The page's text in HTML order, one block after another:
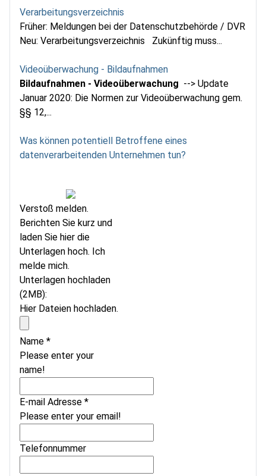
Verarbeitungsverzeichnis
Früher: Meldungen bei der Datenschutzbehörde / DVR
Neu: Verarbeitungsverzeichnis Zukünftig muss...
Videoüberwachung - Bildaufnahmen
Bildaufnahmen - Videoüberwachung --> Update
Januar 2020: Die Normen zur Videoüberwachung gem.
§§ 12,...
Was können potentiell Betroffene eines
datenverarbeitenden Unternehmen tun?
Verstoß melden.
Berichten Sie kurz und
laden Sie hier die
Unterlagen hoch. Ich
melde mich.
Unterlagen hochladen
(2MB):
Hier Dateien hochladen.
Name *
Please enter your
name!
E-mail Adresse *
Please enter your email!
Telefonnummer